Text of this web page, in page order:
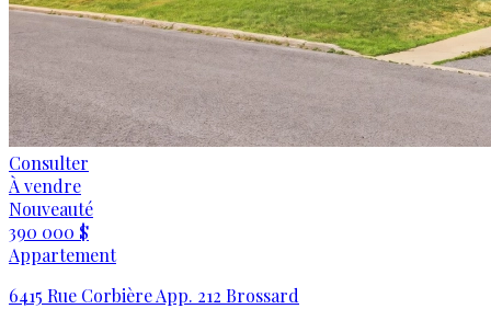
Consulter
À vendre
Nouveauté
390 000 $
Appartement
6415 Rue Corbière App. 212 Brossard